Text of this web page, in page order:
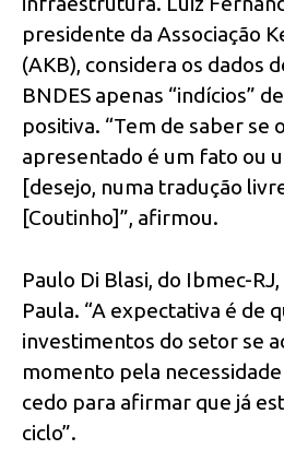
presidente da Associação
(AKB), considera os dados
BNDES apenas “indícios”
positiva. “Tem de saber se
apresentado é um fato ou
[desejo, numa tradução
[Coutinho]”, afirmou.
Paulo Di Blasi, do Ibmec-
Paula. “A expectativa é de
investimentos do setor se
momento pela
cedo para afirmar que já
ciclo”.